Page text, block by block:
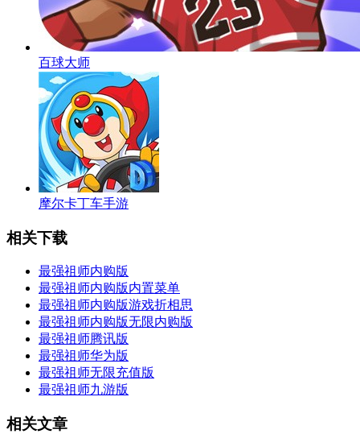
百球大师
摩尔卡丁车手游
相关下载
最强祖师内购版
最强祖师内购版内置菜单
最强祖师内购版游戏折相思
最强祖师内购版无限内购版
最强祖师腾讯版
最强祖师华为版
最强祖师无限充值版
最强祖师九游版
相关文章